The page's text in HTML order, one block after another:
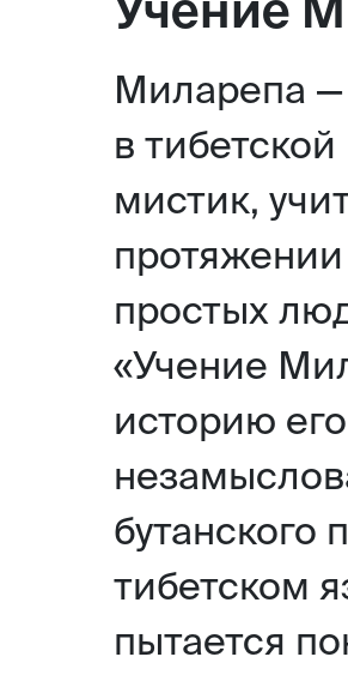
Миларепа
в
мистик,
простых
«Учение
историю
бутанского
тибетском
пытается